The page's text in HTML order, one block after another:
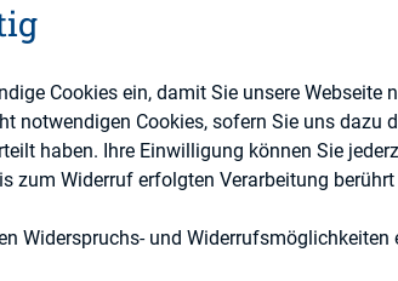
Erläuterung für die Jüngeren
Hartgesottene zeichneten sich
Cookies ein, damit Sie unsere Webseite
notwendigen Cookies, sofern Sie uns dazu
haben. Ihre Einwilligung können Sie
zum Widerruf erfolgten Verarbeitung berührt
Widerspruchs- und Widerrufsmöglichkeiten